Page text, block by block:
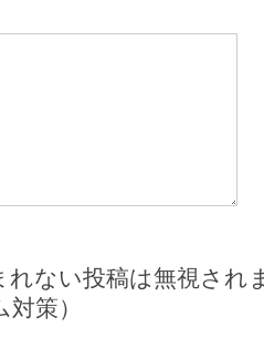
れない投稿は無視され
策）